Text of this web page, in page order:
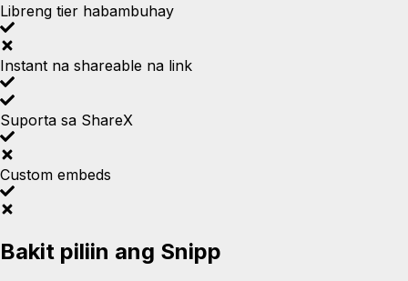
Libreng tier habambuhay
Instant na shareable na link
Suporta sa ShareX
Custom embeds
Bakit piliin ang Snipp